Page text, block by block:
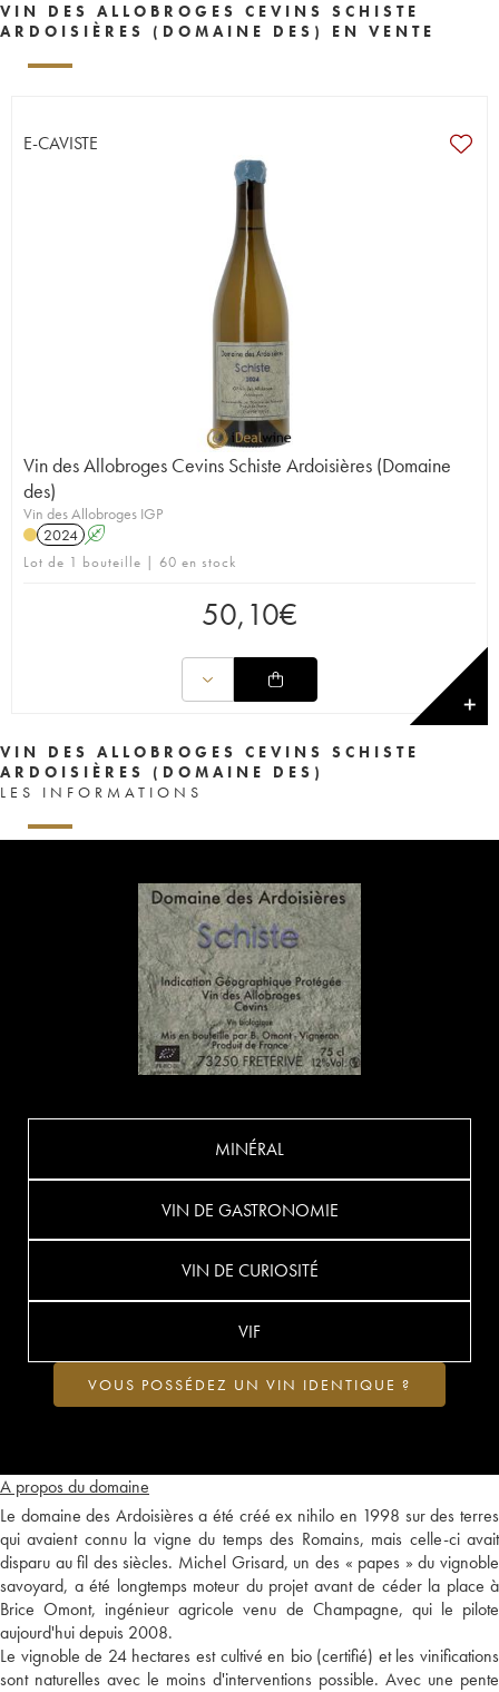
VIN DES ALLOBROGES CEVINS SCHISTE
ARDOISIÈRES (DOMAINE DES) EN VENTE
E-CAVISTE
Vin des Allobroges Cevins Schiste Ardoisières (Domaine
des)
Vin des Allobroges IGP
2024 A
Lot de 1 bouteille | 60 en stock
50,10€
✕
VIN DES ALLOBROGES CEVINS SCHISTE
ARDOISIÈRES (DOMAINE DES)
LES INFORMATIONS
A propos du domaine
Le domaine des Ardoisières a été créé ex nihilo en 1998 sur des terres
qui avaient connu la vigne du temps des Romains, mais celle-ci avait
disparu au fil des siècles. Michel Grisard, un des « papes » du vignoble
savoyard, a été longtemps moteur du projet avant de céder la place à
Brice Omont, ingénieur agricole venu de Champagne, qui le pilote
aujourd'hui depuis 2008.
Le vignoble de 24 hectares est cultivé en bio (certifié) et les vinifications
sont naturelles avec le moins d'interventions possible. Avec une pente
MINÉRAL
VIN DE GASTRONOMIE
VIN DE CURIOSITÉ
VIF
VOUS POSSÉDEZ UN VIN IDENTIQUE ?